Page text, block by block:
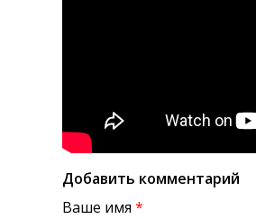
Добавить комментарий
Ваше имя *